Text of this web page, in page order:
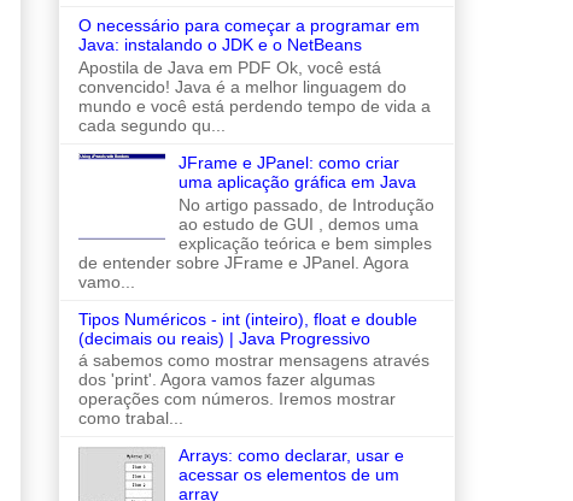
O necessário para começar a programar em
Java: instalando o JDK e o NetBeans
Apostila de Java em PDF Ok, você está
convencido! Java é a melhor linguagem do
mundo e você está perdendo tempo de vida a
cada segundo qu...
JFrame e JPanel: como criar
uma aplicação gráfica em Java
No artigo passado, de Introdução
ao estudo de GUI , demos uma
explicação teórica e bem simples
de entender sobre JFrame e JPanel. Agora
vamo...
Tipos Numéricos - int (inteiro), float e double
(decimais ou reais) | Java Progressivo
á sabemos como mostrar mensagens através
dos 'print'. Agora vamos fazer algumas
operações com números. Iremos mostrar
como trabal...
Arrays: como declarar, usar e
acessar os elementos de um
array